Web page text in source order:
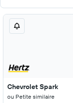
Chevrolet Spark
ou Petite similaire